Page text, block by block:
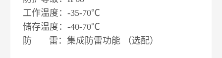
工作温度：-35-70℃
储存温度：-40-70℃
防 雷：集成防雷功能 （选配）